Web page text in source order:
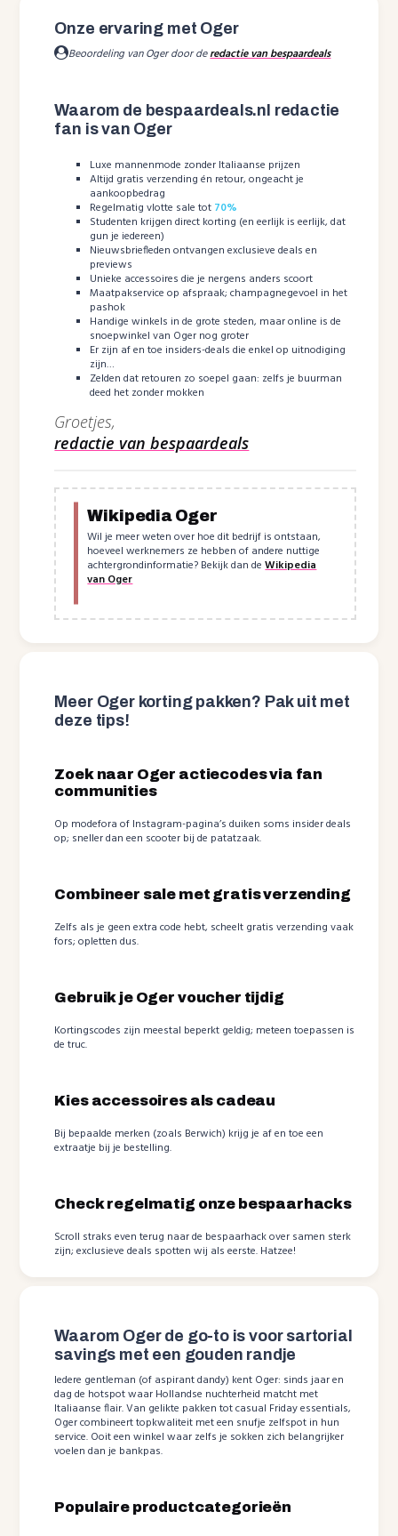
Onze ervaring met Oger
Beoordeling van Oger door deredactie van bespaardeals
Waarom de bespaardeals.nl redactie
fan is van Oger
Luxe mannenmode zonder Italiaanse prijzen
Altijd gratis verzending én retour, ongeacht je
aankoopbedrag
Regelmatig vlotte sale tot 70%
Studenten krijgen direct korting (en eerlijk is eerlijk, dat
gun je iedereen)
Nieuwsbriefleden ontvangen exclusieve deals en
previews
Unieke accessoires die je nergens anders scoort
Maatpakservice op afspraak; champagnegevoel in het
pashok
Handige winkels in de grote steden, maar online is de
snoepwinkel van Oger nog groter
Er zijn af en toe insiders-deals die enkel op uitnodiging
zijn…
Zelden dat retouren zo soepel gaan: zelfs je buurman
deed het zonder mokken
Groetjes,
redactie van bespaardeals
Wikipedia Oger
Wil je meer weten over hoe dit bedrijf is ontstaan,
hoeveel werknemers ze hebben of andere nuttige
achtergrondinformatie? Bekijk dan deWikipedia
van Oger
Meer Oger korting pakken? Pak uit met
deze tips!
Zoek naar Oger actiecodes via fan
communities
Op modefora of Instagram-pagina’s duiken soms insider deals
op; sneller dan een scooter bij de patatzaak.
Combineer sale met gratis verzending
Zelfs als je geen extra code hebt, scheelt gratis verzending vaak
fors; opletten dus.
Gebruik je Oger voucher tijdig
Kortingscodes zijn meestal beperkt geldig; meteen toepassen is
de truc.
Kies accessoires als cadeau
Bij bepaalde merken (zoals Berwich) krijg je af en toe een
extraatje bij je bestelling.
Check regelmatig onze bespaarhacks
Scroll straks even terug naar de bespaarhack over samen sterk
zijn; exclusieve deals spotten wij als eerste. Hatzee!
Waarom Oger de go-to is voor sartorial
savings met een gouden randje
Iedere gentleman (of aspirant dandy) kent Oger: sinds jaar en
dag de hotspot waar Hollandse nuchterheid matcht met
Italiaanse flair. Van gelikte pakken tot casual Friday essentials,
Oger combineert topkwaliteit met een snufje zelfspot in hun
service. Ooit een winkel waar zelfs je sokken zich belangrijker
voelen dan je bankpas.
Populaire productcategorieën